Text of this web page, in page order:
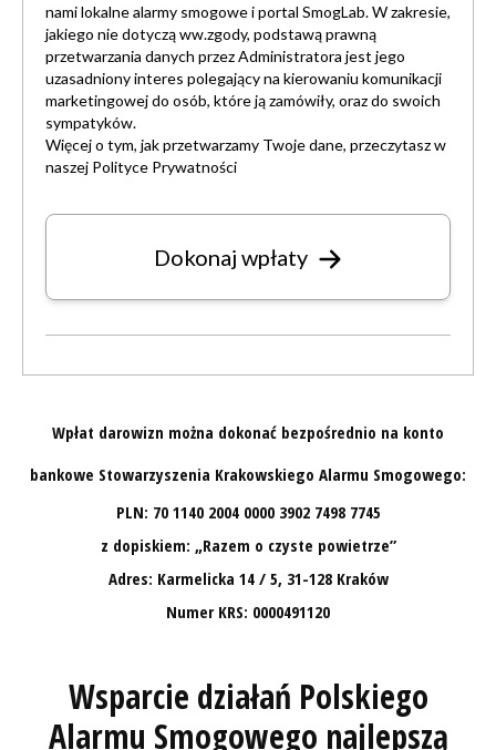
nami lokalne alarmy smogowe i portal SmogLab. W zakresie,
jakiego nie dotyczą ww.zgody, podstawą prawną
przetwarzania danych przez Administratora jest jego
uzasadniony interes polegający na kierowaniu komunikacji
marketingowej do osób, które ją zamówiły, oraz do swoich
sympatyków.
Więcej o tym, jak przetwarzamy Twoje dane, przeczytasz w
naszej Polityce Prywatności
Dokonaj wpłaty
Wpłat darowizn można dokonać bezpośrednio na konto
bankowe Stowarzyszenia Krakowskiego Alarmu Smogowego:
PLN: 70 1140 2004 0000 3902 7498 7745
z dopiskiem: „Razem o czyste powietrze”
Adres: Karmelicka 14 / 5, 31-128 Kraków
Numer KRS: 0000491120
Wsparcie działań Polskiego
Alarmu Smogowego najlepszą